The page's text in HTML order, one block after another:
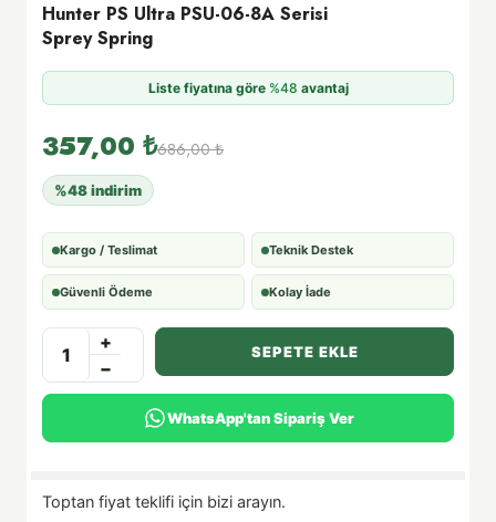
Hunter PS Ultra PSU-06-8A Serisi
Sprey Spring
Liste fiyatına göre %48 avantaj
686,00₺
357,00 ₺
%48 indirim
Kargo / Teslimat Teknik Destek
Güvenli Ödeme Kolay İade
+
−
SEPETE EKLE
WhatsApp'tan Sipariş Ver
Toptan fiyat teklifi için bizi arayın.